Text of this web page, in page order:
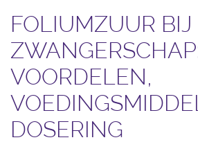
FOLIUMZUUR BIJ
VOORDELEN,
DOSERING